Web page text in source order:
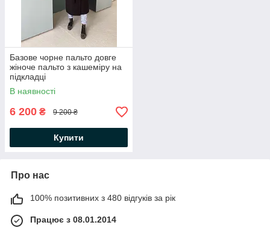
Базове чорне пальто довге
жіноче пальто з кашеміру на
підкладці
В наявності
6 200 ₴ 9 200 ₴
Купити
Про нас
100% позитивних з 480 відгуків за рік
Працює з 08.01.2014